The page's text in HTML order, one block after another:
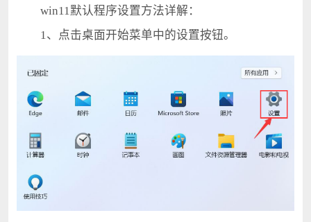
win11默认程序设置方法详解：
1、点击桌面开始菜单中的设置按钮。